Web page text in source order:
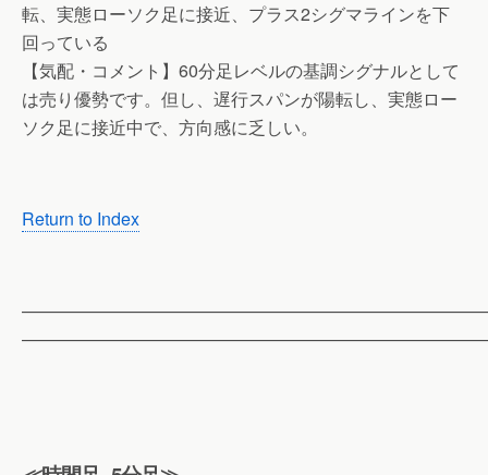
転、実態ローソク足に接近、プラス2シグマラインを下
回っている
【気配・コメント】60分足レベルの基調シグナルとして
は売り優勢です。但し、遅行スパンが陽転し、実態ロー
ソク足に接近中で、方向感に乏しい。
Return to Index